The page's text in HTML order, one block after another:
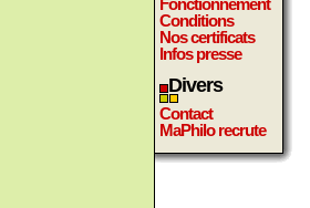
Fonctionnement
Conditions
Nos certificats
Infos presse
Divers
Contact
MaPhilo recrute